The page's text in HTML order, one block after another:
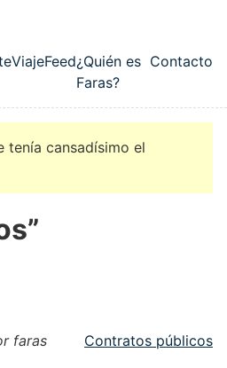
menu
ViajeFeed¿Quién es
Faras?
Contacto
tenía cansadísimo el
faras Contratos públicos